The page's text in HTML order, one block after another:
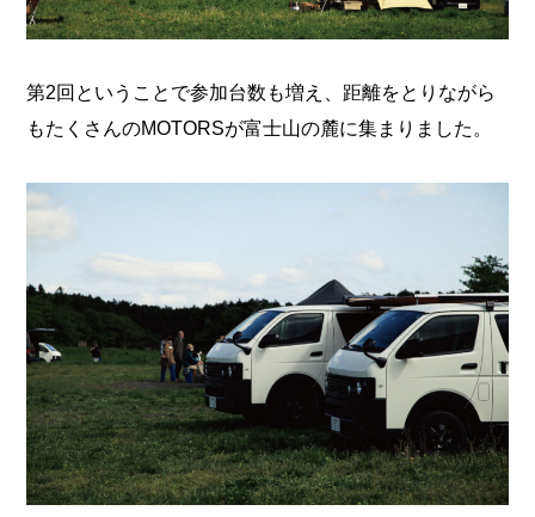
第2回ということで参加台数も増え、距離をとりながら
もたくさんのMOTORSが富士山の麓に集まりました。